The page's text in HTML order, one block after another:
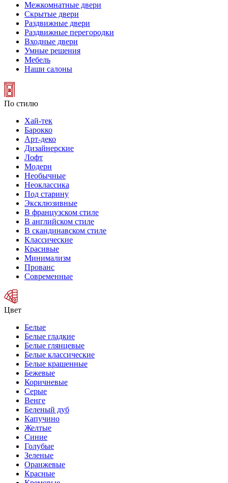
Межкомнатные двери
Скрытые двери
Раздвижные двери
Раздвижные перегородки
Входные двери
Умные решения
Мебель
Наши салоны
По стилю
Хай-тек
Барокко
Арт-деко
Дизайнерские
Лофт
Модерн
Необычные
Неоклассика
Под старину
Эксклюзивные
В французском стиле
В английском стиле
В скандинавском стиле
Классические
Красивые
Минимализм
Прованс
Современные
Цвет
Белые
Белые гладкие
Белые глянцевые
Белые классические
Белые крашенные
Бежевые
Коричневые
Серые
Венге
Беленый дуб
Капучино
Желтые
Синие
Голубые
Зеленые
Оранжевые
Красные